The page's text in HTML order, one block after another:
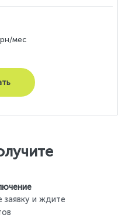
мес
заявку и ждите